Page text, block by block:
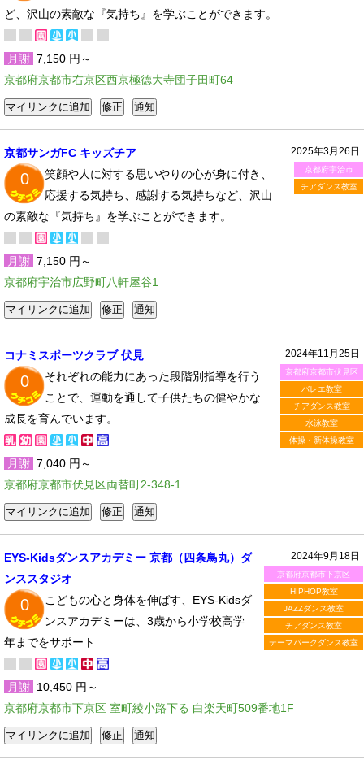
ど、沢山の素敵な『気持ち』を学ぶことができます。
月謝 7,150 円～
京都府京都市右京区西京極徳大寺団子田町64
2025年3月26日
京都府宇治市
チアダンス教室
京都サンガFC キッズチア
0
笑顔や人に対する思いやりの心が身に付き、
応援する気持ち、感謝する気持ちなど、沢山
の素敵な『気持ち』を学ぶことができます。
月謝 7,150 円～
京都府宇治市広野町八軒屋谷1
2024年11月25日
京都府京都市伏見区
バレエ教室
チアダンス教室
水泳教室
体操・新体操教室
コナミスポーツクラブ 伏見
0
それぞれの能力にあった段階別指導を行う
ことで、運動を通して子供たちの健やかな
成長を育んでいます。
月謝 7,040 円～
京都府京都市伏見区両替町2-348-1
2024年9月18日
京都府京都市下京区
HIPHOP教室
JAZZダンス教室
チアダンス教室
テーマパークダンス教室
EYS-Kidsダンスアカデミー 京都（四条鳥丸）ダ
ンススタジオ
0
こどもの心と身体を伸ばす、EYS-Kidsダ
ンスアカデミーは、3歳から小学校高学
年までをサポート
月謝 10,450 円～
京都府京都市下京区 室町綾小路下る 白楽天町509番地1F